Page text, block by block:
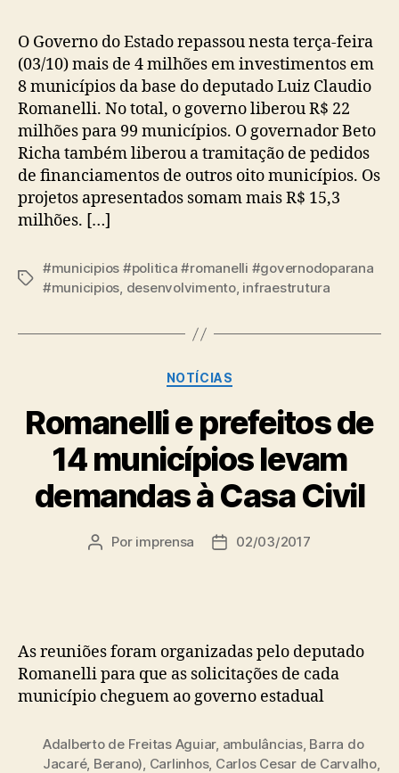
O Governo do Estado repassou nesta terça-feira
(03/10) mais de 4 milhões em investimentos em
8 municípios da base do deputado Luiz Claudio
Romanelli. No total, o governo liberou R$ 22
milhões para 99 municípios. O governador Beto
Richa também liberou a tramitação de pedidos
de financiamentos de outros oito municípios. Os
projetos apresentados somam mais R$ 15,3
milhões. […]
Tags
#municipios #politica #romanelli #governodoparana
#municipios, desenvolvimento, infraestrutura
Categorias
NOTÍCIAS
Romanelli e prefeitos de
14 municípios levam
demandas à Casa Civil
Autor
Por imprensa
Data02/03/2017
As reuniões foram organizadas pelo deputado
Romanelli para que as solicitações de cada
município cheguem ao governo estadual
Adalberto de Freitas Aguiar, ambulâncias, Barra do
Jacaré, Berano), Carlinhos, Carlos Cesar de Carvalho,